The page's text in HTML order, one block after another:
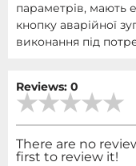
параметрів, мають
кнопку аварійної
виконання під
Reviews: 0
There are no
first to review it!